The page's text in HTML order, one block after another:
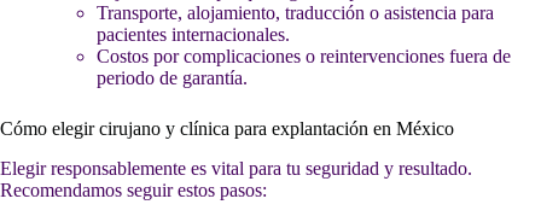
Transporte, alojamiento, traducción o asistencia para
pacientes internacionales.
Costos por complicaciones o reintervenciones fuera de
periodo de garantía.
Cómo elegir cirujano y clínica para explantación en México
Elegir responsablemente es vital para tu seguridad y resultado.
Recomendamos seguir estos pasos: